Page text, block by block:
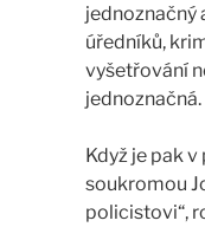
jednoznačný
úředníků,
vyšetřování
jednoznačná.
Když je pak
soukromou
policistovi“,